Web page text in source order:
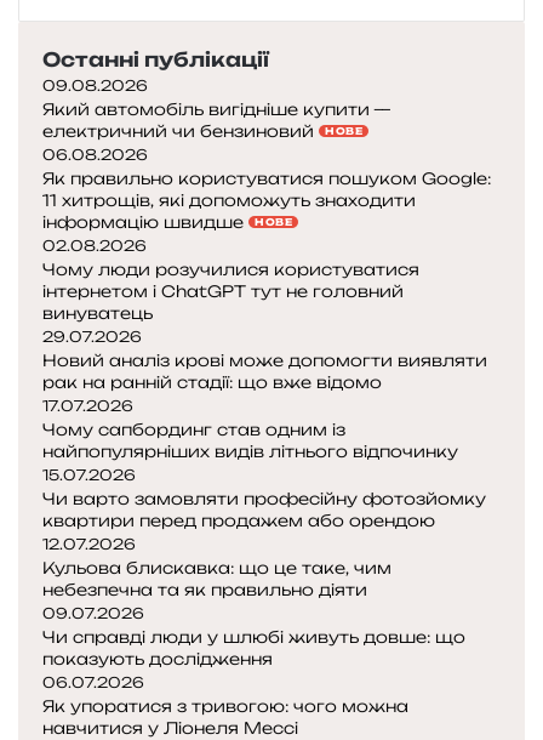
т
і
:
щ
о
в
і
д
б
у
в
а
є
т
ь
с
я
у
т
і
л
,
к
о
л
Останні публікації
09.08.2026
Який автомобіль вигідніше купити —
електричний чи бензиновий
НОВЕ
06.08.2026
Як правильно користуватися пошуком Google:
11 хитрощів, які допоможуть знаходити
інформацію швидше
НОВЕ
02.08.2026
Чому люди розучилися користуватися
інтернетом і ChatGPT тут не головний
винуватець
29.07.2026
Новий аналіз крові може допомогти виявляти
рак на ранній стадії: що вже відомо
17.07.2026
Чому сапбординг став одним із
найпопулярніших видів літнього відпочинку
15.07.2026
Чи варто замовляти професійну фотозйомку
квартири перед продажем або орендою
12.07.2026
Кульова блискавка: що це таке, чим
небезпечна та як правильно діяти
09.07.2026
Чи справді люди у шлюбі живуть довше: що
показують дослідження
06.07.2026
Як упоратися з тривогою: чого можна
навчитися у Ліонеля Мессі